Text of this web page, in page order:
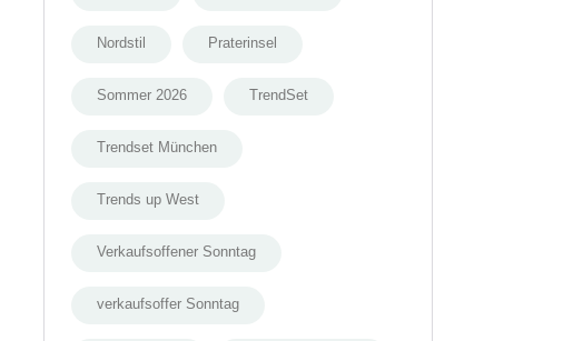
Nordstil Praterinsel
Sommer 2026 TrendSet
Trendset München
Trends up West
Verkaufsoffener Sonntag
verkaufsoffer Sonntag